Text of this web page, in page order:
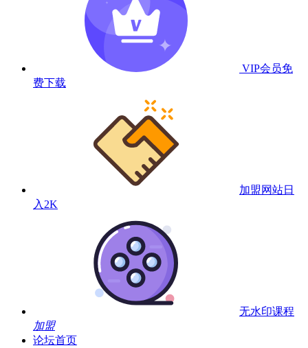
VIP会员免
费下载
加盟网站日
入2K
无水印课程
加盟
论坛首页